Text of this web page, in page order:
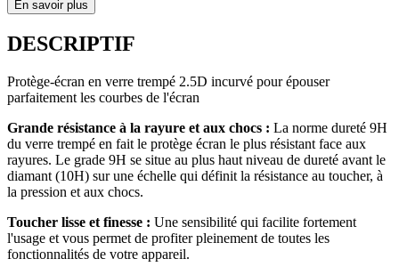
En savoir plus
DESCRIPTIF
Protège-écran en verre trempé 2.5D incurvé pour épouser
parfaitement les courbes de l'écran
Grande résistance à la rayure et aux chocs : La norme dureté 9H
du verre trempé en fait le protège écran le plus résistant face aux
rayures. Le grade 9H se situe au plus haut niveau de dureté avant le
diamant (10H) sur une échelle qui définit la résistance au toucher, à
la pression et aux chocs.
Toucher lisse et finesse : Une sensibilité qui facilite fortement
l'usage et vous permet de profiter pleinement de toutes les
fonctionnalités de votre appareil.